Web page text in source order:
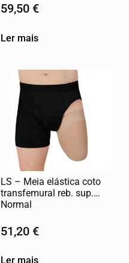
59,50 €
Ler mais
LS – Meia elástica coto
transfemural reb. sup.
Normal
51,20 €
Ler mais